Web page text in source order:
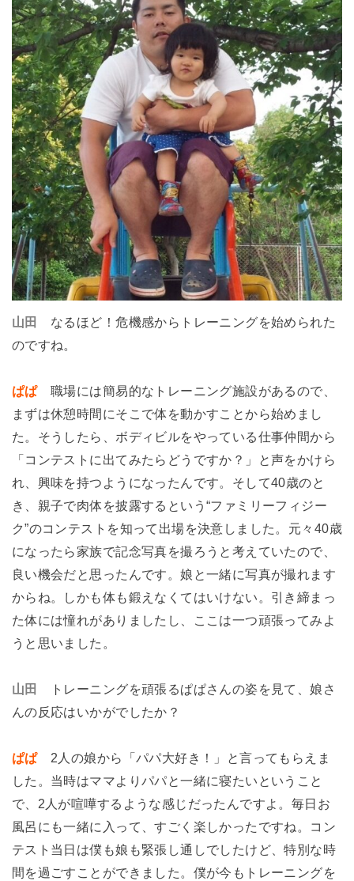
山田 なるほど！危機感からトレーニングを始められた
のですね。
ぱぱ職場には簡易的なトレーニング施設があるので、
まずは休憩時間にそこで体を動かすことから始めまし
た。そうしたら、ボディビルをやっている仕事仲間から
「コンテストに出てみたらどうですか？」と声をかけら
れ、興味を持つようになったんです。そして40歳のと
き、親子で肉体を披露するという“ファミリーフィジー
ク”のコンテストを知って出場を決意しました。元々40歳
になったら家族で記念写真を撮ろうと考えていたので、
良い機会だと思ったんです。娘と一緒に写真が撮れます
からね。しかも体も鍛えなくてはいけない。引き締まっ
た体には憧れがありましたし、ここは一つ頑張ってみよ
うと思いました。
山田
トレーニングを頑張るぱぱさんの姿を見て、娘さ
んの反応はいかがでしたか？
ぱぱ 2人の娘から「パパ大好き！」と言ってもらえま
した。当時はママよりパパと一緒に寝たいということ
で、2人が喧嘩するような感じだったんですよ。毎日お
風呂にも一緒に入って、すごく楽しかったですね。コン
テスト当日は僕も娘も緊張し通しでしたけど、特別な時
間を過ごすことができました。僕が今もトレーニングを